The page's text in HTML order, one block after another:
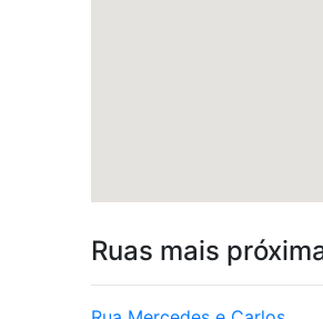
Ruas mais